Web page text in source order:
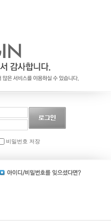
비밀번호 저장